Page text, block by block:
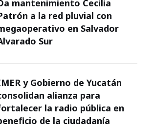
mantenimiento Cecilia
a la red pluvial con
en Salvador
Sur
y Gobierno de Yucatán
alianza para
la radio pública en
de la ciudadanía